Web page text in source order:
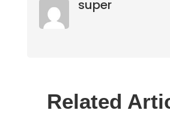
super
Related